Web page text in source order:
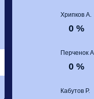
Хрипков А.
0 %
Перченок
0 %
Кабутов Р.